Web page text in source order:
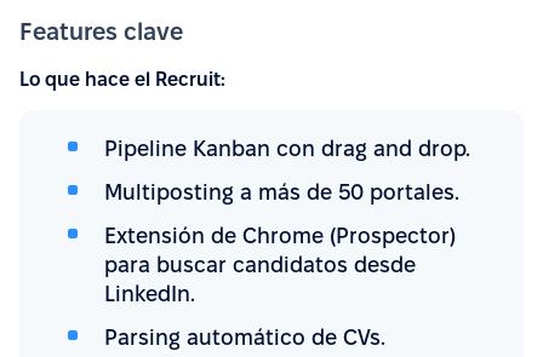
Features clave
Lo que hace el Recruit:
Pipeline Kanban con drag and drop.
Multiposting a más de 50 portales.
Extensión de Chrome (Prospector)
para buscar candidatos desde
LinkedIn.
Parsing automático de CVs.